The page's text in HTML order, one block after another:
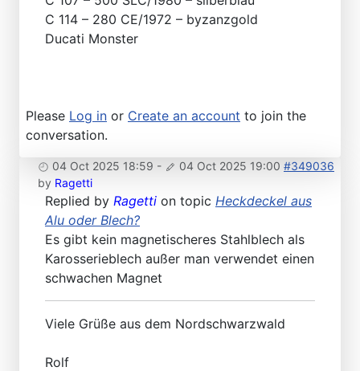
C 114 – 280 CE/1972 – byzanzgold
Ducati Monster
Please Log in or Create an account to join the
conversation.
04 Oct 2025 18:59 - 04 Oct 2025 19:00 #349036
by Ragetti
Replied by Ragetti on topic Heckdeckel aus
Alu oder Blech?
Es gibt kein magnetischeres Stahlblech als
Karosserieblech außer man verwendet einen
schwachen Magnet
Viele Grüße aus dem Nordschwarzwald
Rolf